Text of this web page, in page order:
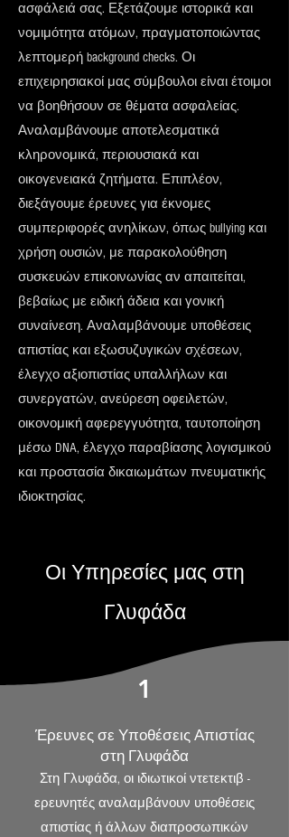
ασφάλειά σας. Εξετάζουμε ιστορικά και
νομιμότητα ατόμων, πραγματοποιώντας
λεπτομερή background checks. Οι
επιχειρησιακοί μας σύμβουλοι είναι έτοιμοι
να βοηθήσουν σε θέματα ασφαλείας.
Αναλαμβάνουμε αποτελεσματικά
κληρονομικά, περιουσιακά και
οικογενειακά ζητήματα. Επιπλέον,
διεξάγουμε έρευνες για έκνομες
συμπεριφορές ανηλίκων, όπως bullying και
χρήση ουσιών, με παρακολούθηση
συσκευών επικοινωνίας αν απαιτείται,
βεβαίως με ειδική άδεια και γονική
συναίνεση. Αναλαμβάνουμε υποθέσεις
απιστίας και εξωσυζυγικών σχέσεων,
έλεγχο αξιοπιστίας υπαλλήλων και
συνεργατών, ανεύρεση οφειλετών,
οικονομική αφερεγγυότητα, ταυτοποίηση
μέσω DNA, έλεγχο παραβίασης λογισμικού
και προστασία δικαιωμάτων πνευματικής
ιδιοκτησίας.
Οι Υπηρεσίες μας στη
Γλυφάδα
Έρευνες σε Υποθέσεις Απιστίας
στη Γλυφάδα
Στη Γλυφάδα, οι ιδιωτικοί ντετεκτιβ -
ερευνητές αναλαμβάνουν υποθέσεις
απιστίας ή άλλων διαπροσωπικών
1